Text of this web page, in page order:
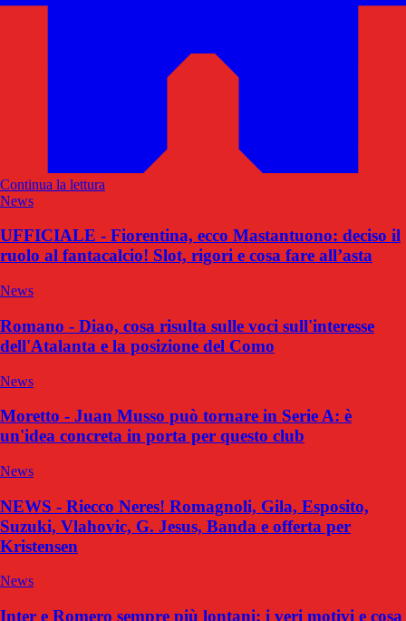
Continua la lettura
News
UFFICIALE - Fiorentina, ecco Mastantuono: deciso il
ruolo al fantacalcio! Slot, rigori e cosa fare all’asta
News
Romano - Diao, cosa risulta sulle voci sull'interesse
dell'Atalanta e la posizione del Como
News
Moretto - Juan Musso può tornare in Serie A: è
un'idea concreta in porta per questo club
News
NEWS - Riecco Neres! Romagnoli, Gila, Esposito,
Suzuki, Vlahovic, G. Jesus, Banda e offerta per
Kristensen
News
Inter e Romero sempre più lontani: i veri motivi e cosa